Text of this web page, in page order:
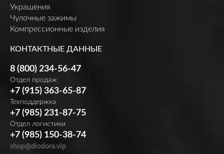
Украшения
Чулочные зажимы
Компрессионные изделия
КОНТАКТНЫЕ ДАННЫЕ
8 (800) 234-56-47
Отдел продаж
+7 (915) 363-65-87
Техподдержка
+7 (985) 231-87-75
Отдел логистики
+7 (985) 150-38-74
shop@diodora.vip